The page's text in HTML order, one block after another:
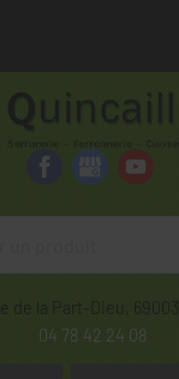
de la Part-Dieu, 69003
04 78 42 24 08